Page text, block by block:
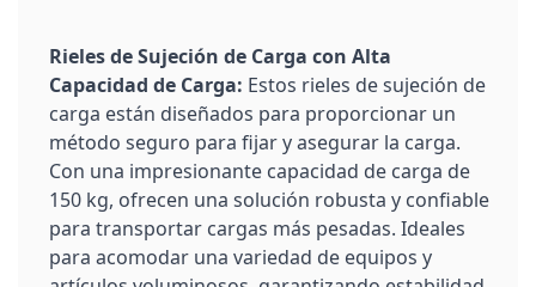
Rieles de Sujeción de Carga con Alta
Capacidad de Carga: Estos rieles de sujeción de
carga están diseñados para proporcionar un
método seguro para fijar y asegurar la carga.
Con una impresionante capacidad de carga de
150 kg, ofrecen una solución robusta y confiable
para transportar cargas más pesadas. Ideales
para acomodar una variedad de equipos y